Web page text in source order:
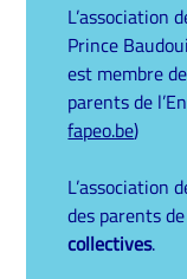
L’association
Prince
est membre
parents de
fapeo.be)
L’association
des parents
collectives.